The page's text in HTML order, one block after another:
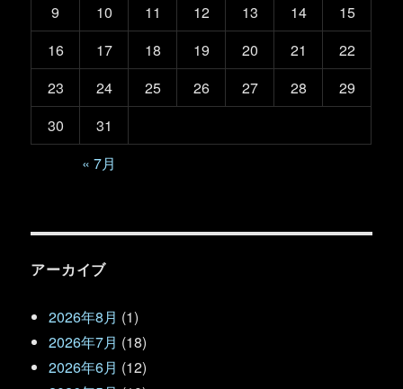
9
10 11 12 13 14
15
16
17 18 19 20 21
22
23
24 25 26 27 28
29
30
31
« 7月
アーカイブ
2026年8月 (1)
2026年7月 (18)
2026年6月 (12)